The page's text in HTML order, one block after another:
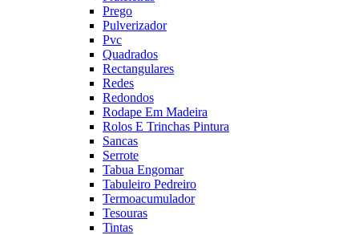
Prego
Pulverizador
Pvc
Quadrados
Rectangulares
Redes
Redondos
Rodape Em Madeira
Rolos E Trinchas Pintura
Sancas
Serrote
Tabua Engomar
Tabuleiro Pedreiro
Termoacumulador
Tesouras
Tintas